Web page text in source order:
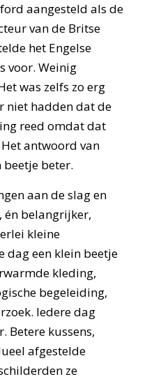
aangesteld als de
van de Britse
het Engelse
voor. Weinig
was zelfs zo erg
niet hadden dat de
reed omdat dat
antwoord van
beter.
aan de slag en
én belangrijker,
kleine
dag een klein beetje
kleding,
begeleiding,
Iedere dag
Betere kussens,
afgestelde
ze